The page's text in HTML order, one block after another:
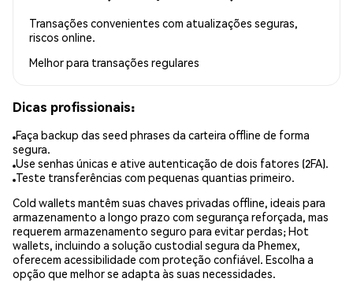
Transações convenientes com atualizações seguras,
riscos online.
Melhor para transações regulares
Dicas profissionais:
Faça backup das seed phrases da carteira offline de forma
segura.
Use senhas únicas e ative autenticação de dois fatores (2FA).
Teste transferências com pequenas quantias primeiro.
Cold wallets mantêm suas chaves privadas offline, ideais para
armazenamento a longo prazo com segurança reforçada, mas
requerem armazenamento seguro para evitar perdas; Hot
wallets, incluindo a solução custodial segura da Phemex,
oferecem acessibilidade com proteção confiável. Escolha a
opção que melhor se adapta às suas necessidades.